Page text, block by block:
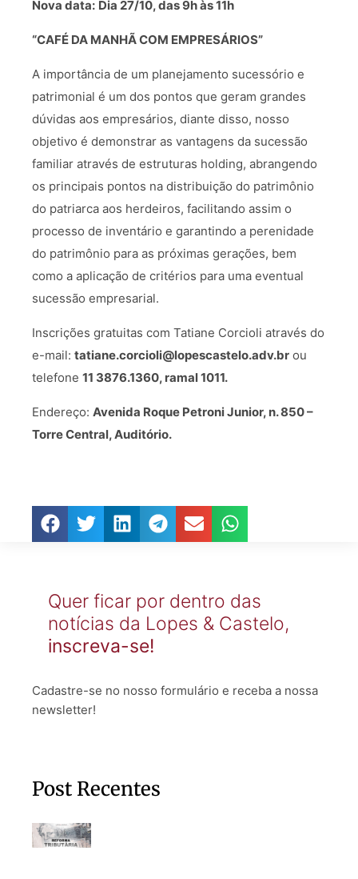
Nova data: Dia 27/10, das 9h às 11h
“CAFÉ DA MANHÃ COM EMPRESÁRIOS”
A importância de um planejamento sucessório e
patrimonial é um dos pontos que geram grandes
dúvidas aos empresários, diante disso, nosso
objetivo é demonstrar as vantagens da sucessão
familiar através de estruturas holding, abrangendo
os principais pontos na distribuição do patrimônio
do patriarca aos herdeiros, facilitando assim o
processo de inventário e garantindo a perenidade
do patrimônio para as próximas gerações, bem
como a aplicação de critérios para uma eventual
sucessão empresarial.
Inscrições gratuitas com Tatiane Corcioli através do
e-mail: tatiane.corcioli@lopescastelo.adv.br ou
telefone 11 3876.1360, ramal 1011.
Endereço: Avenida Roque Petroni Junior, n. 850 –
Torre Central, Auditório.
Quer ficar por dentro das
notícias da Lopes & Castelo,
inscreva-se!
Cadastre-se no nosso formulário e receba a nossa
newsletter!
Post Recentes